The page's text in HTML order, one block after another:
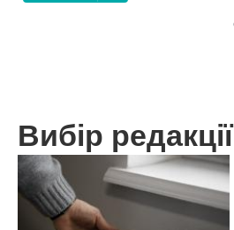
Вибір редакції